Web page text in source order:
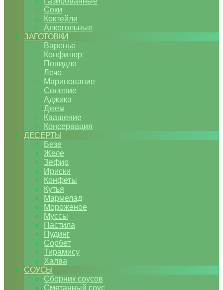
Соки
Коктейли
Алкогольные
ЗАГОТОВКИ
Варенье
Конфитюр
Повидло
Лечо
Маринование
Соление
Аджика
Джем
Квашение
Консервация
ДЕСЕРТЫ
Безе
Желе
Зефир
Ириски
Конфеты
Кутья
Мармелад
Мороженое
Муссы
Пастила
Пудинг
Сорбет
Тирамису
Халва
СОУСЫ
Сборник соусов
Сметанный соус